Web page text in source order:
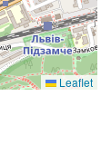
Leaflet